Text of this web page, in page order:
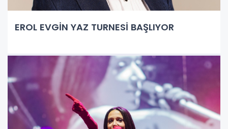
EROL EVGİN YAZ TURNESİ BAŞLIYOR